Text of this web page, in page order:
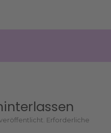
Erforderliche